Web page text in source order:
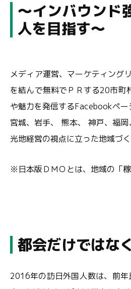
～インバウンド
人を目指す～
メディア運営、マーケティン
を結んで無料でＰＲする20市町
や魅力を発信するFacebookペー
宮城、岩手、 熊本、 神戸、福
光地経営の視点に立った地域づ
※日本版ＤＭＯとは、地域の「
都会だけではな
2016年の訪日外国人数は、前